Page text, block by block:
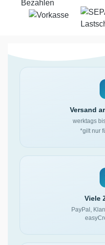
Versand
werktags
*gilt nur
Viele
PayPal,